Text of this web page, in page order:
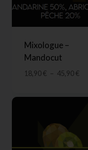
Mixologue –
Mandocut
18,90€ – 45,90€